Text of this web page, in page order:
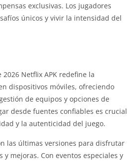
exclusivas. Los jugadores
únicos y vivir la intensidad del
Netflix APK redefine la
dispositivos móviles, ofreciendo
de equipos y opciones de
desde fuentes confiables es crucial
y la autenticidad del juego.
las últimas versiones para disfrutar
y mejoras. Con eventos especiales y